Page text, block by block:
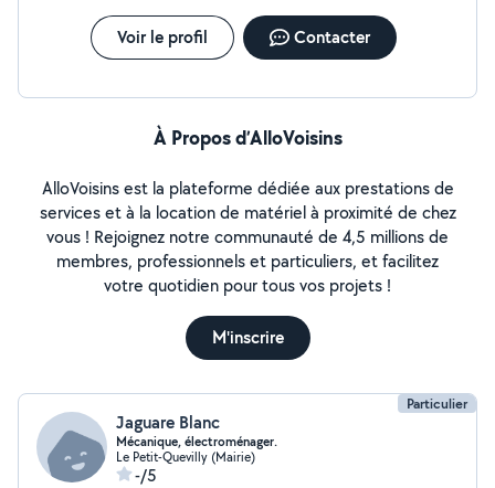
Voir le profil Contacter
À Propos d’AlloVoisins
AlloVoisins est la plateforme dédiée aux prestations de
services et à la location de matériel à proximité de chez
vous ! Rejoignez notre communauté de 4,5 millions de
membres, professionnels et particuliers, et facilitez
votre quotidien pour tous vos projets !
M'inscrire
Particulier
Jaguare Blanc
Mécanique, électroménager.
Le Petit-Quevilly (Mairie)
-/5